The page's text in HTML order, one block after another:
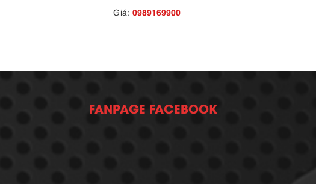
Giá: 0989169900
FANPAGE FACEBOOK